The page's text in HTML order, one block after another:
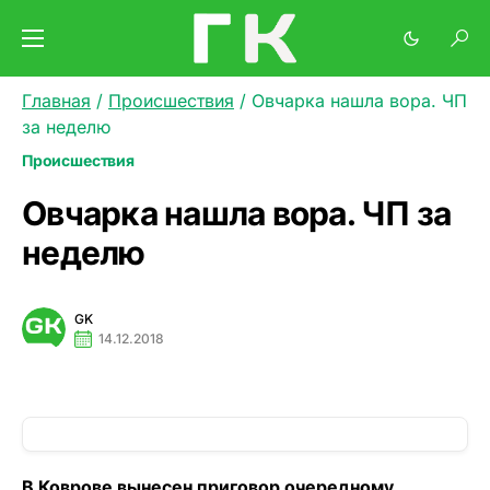
Главная / Происшествия / Овчарка нашла вора. ЧП
за неделю
Происшествия
Овчарка нашла вора. ЧП за
неделю
GK
14.12.2018